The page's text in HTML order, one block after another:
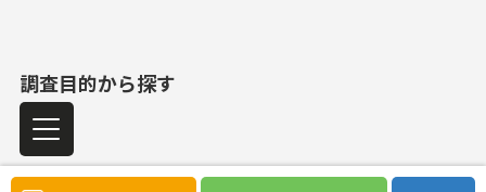
調査目的から探す